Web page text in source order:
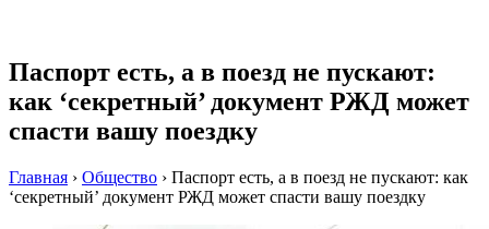
Паспорт есть, а в поезд не пускают:
как ‘секретный’ документ РЖД может
спасти вашу поездку
Главная › Общество › Паспорт есть, а в поезд не пускают: как
‘секретный’ документ РЖД может спасти вашу поездку